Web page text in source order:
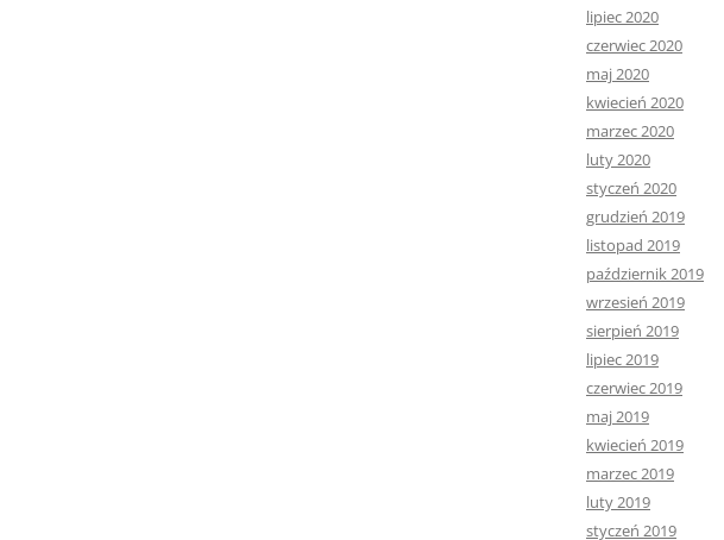
lipiec 2020
czerwiec 2020
maj 2020
kwiecień 2020
marzec 2020
luty 2020
styczeń 2020
grudzień 2019
listopad 2019
październik 2019
wrzesień 2019
sierpień 2019
lipiec 2019
czerwiec 2019
maj 2019
kwiecień 2019
marzec 2019
luty 2019
styczeń 2019